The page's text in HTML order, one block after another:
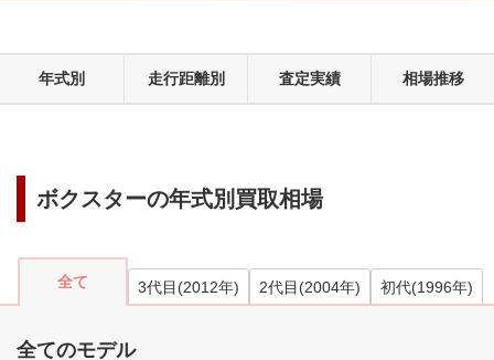
年式別 走行距離別 査定実績 相場推移
ボクスターの年式別買取相場
全て 3代目 (2012年) 2代目 (2004年) 初代(1996年)
全てのモデル